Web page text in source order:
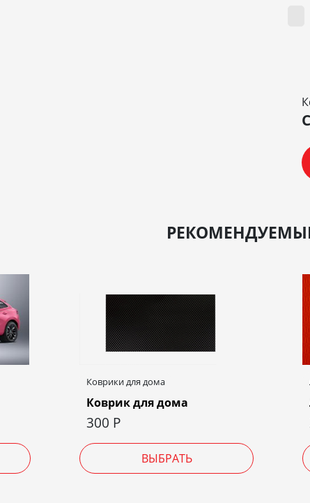
Коврики для дома
Коврик для дома
300 Р
ВЫБРАТЬ